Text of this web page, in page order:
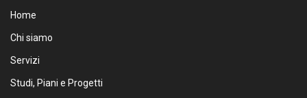
Home
Chi siamo
Servizi
Studi, Piani e Progetti